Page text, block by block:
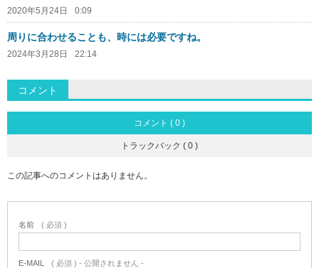
2020年5月24日 0:09
周りに合わせることも、時には必要ですね。
2024年3月28日 22:14
コメント
コメント ( 0 )
トラックバック ( 0 )
この記事へのコメントはありません。
名前 ( 必須 )
E-MAIL ( 必須 ) - 公開されません -